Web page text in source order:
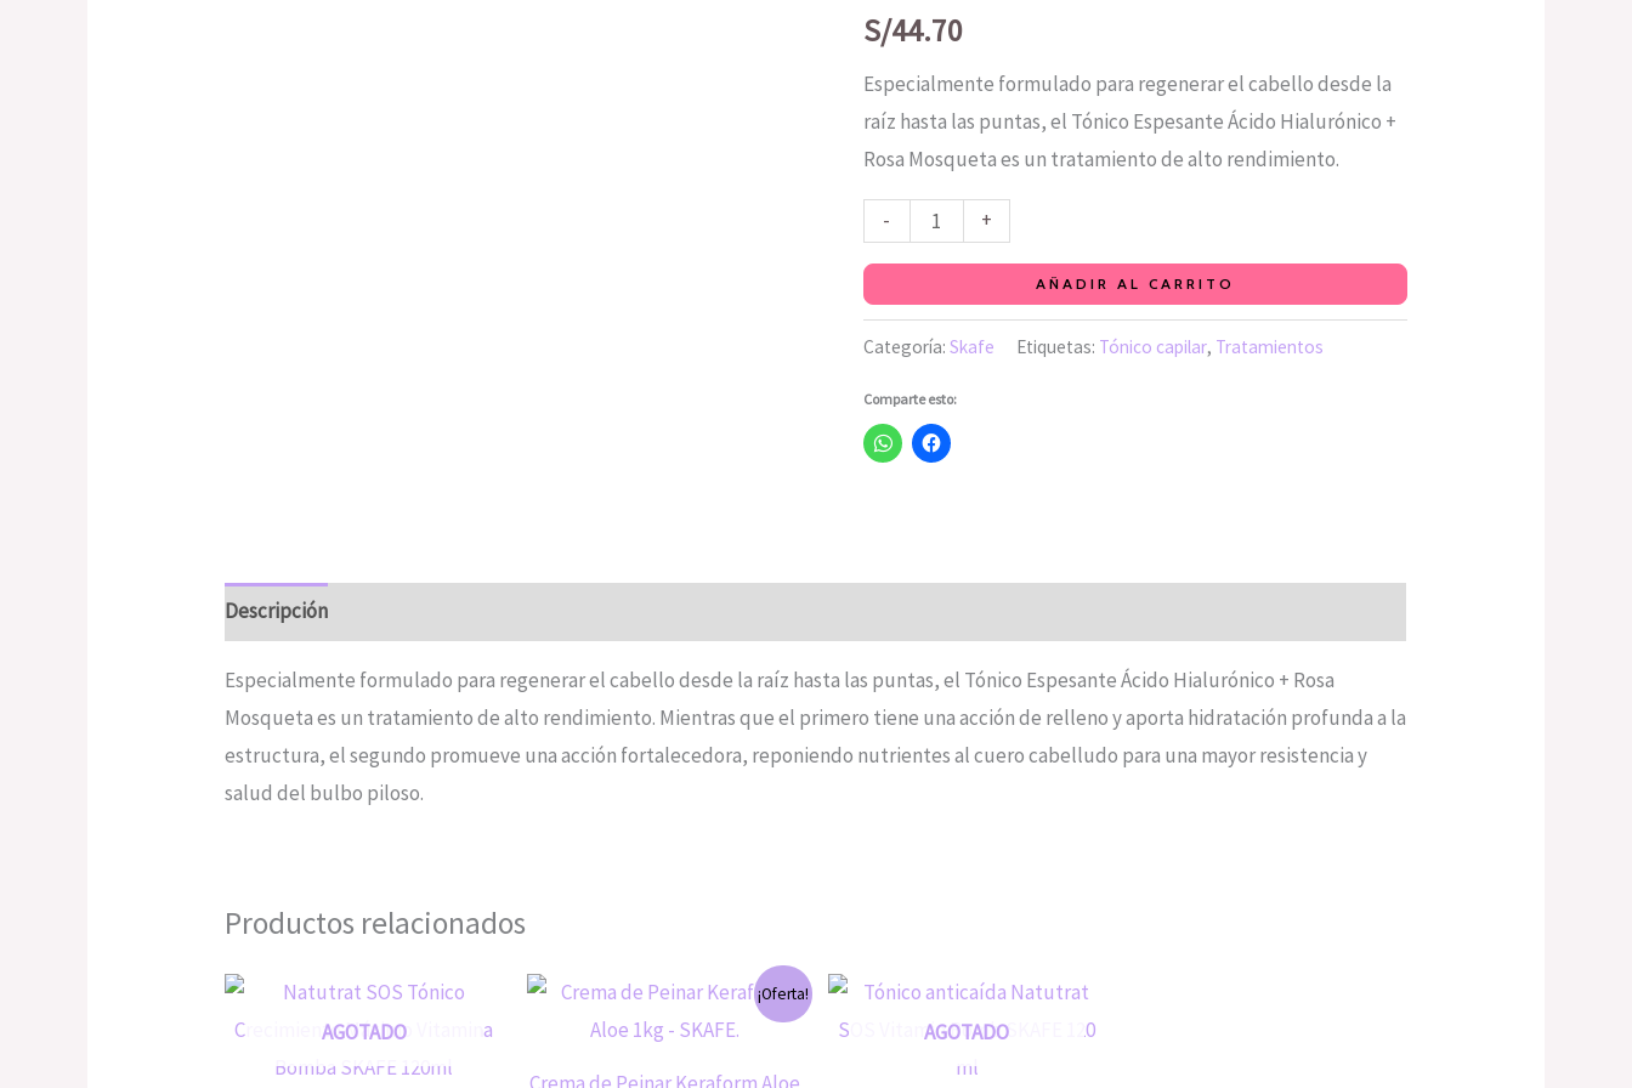
S/44.70
Especialmente formulado para regenerar el cabello desde la
raíz hasta las puntas, el Tónico Espesante Ácido Hialurónico +
Rosa Mosqueta es un tratamiento de alto rendimiento.
-
ácido
hialurónico
+
rosa
mosqueta
120
ml
cantidad
+
AÑADIR AL CARRITO
Categoría: Skafe Etiquetas: Tónico capilar, Tratamientos
Comparte esto:
Descripción
Especialmente formulado para regenerar el cabello desde la raíz hasta las puntas, el Tónico Espesante Ácido Hialurónico + Rosa
Mosqueta es un tratamiento de alto rendimiento. Mientras que el primero tiene una acción de relleno y aporta hidratación profunda a la
estructura, el segundo promueve una acción fortalecedora, reponiendo nutrientes al cuero cabelludo para una mayor resistencia y
salud del bulbo piloso.
Productos relacionados
AGOTADO
¡Oferta!
El
precio
original
S/64.00.
El
precio
actual
S/60.00.
AGOTADO